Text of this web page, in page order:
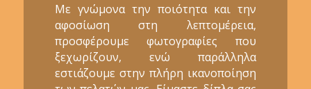
Με γνώμονα την ποιότητα και την
αφοσίωση στη λεπτομέρεια,
προσφέρουμε φωτογραφίες που
ξεχωρίζουν, ενώ παράλληλα
εστιάζουμε στην πλήρη ικανοποίηση